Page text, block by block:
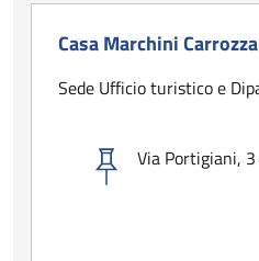
Casa Marchini Carrozza
Sede Ufficio turistico e
Via Portigiani,